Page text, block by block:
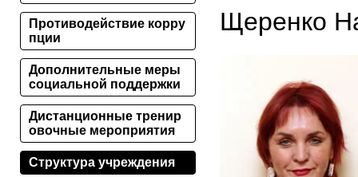
Щеренко
Противодействие корру
пции
Дополнительные меры
социальной поддержки
Дистанционные тренир
овочные мероприятия
Структура учреждения